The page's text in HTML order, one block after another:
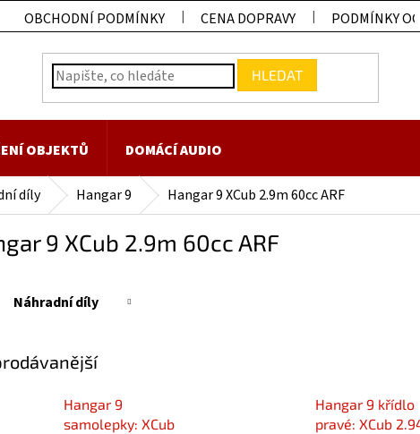
OBCHODNÍ PODMÍNKY CENA DOPRAVY PODMÍNKY
HLEDAT
OBJEKTŮ DOMÁCÍ AUDIO
díly Hangar 9 Hangar 9 XCub 2.9m 60cc ARF
9 XCub 2.9m 60cc ARF
Náhradní díly
Hangar 9
samolepky: XCub
Hangar 9 křídlo
pravé: XCub